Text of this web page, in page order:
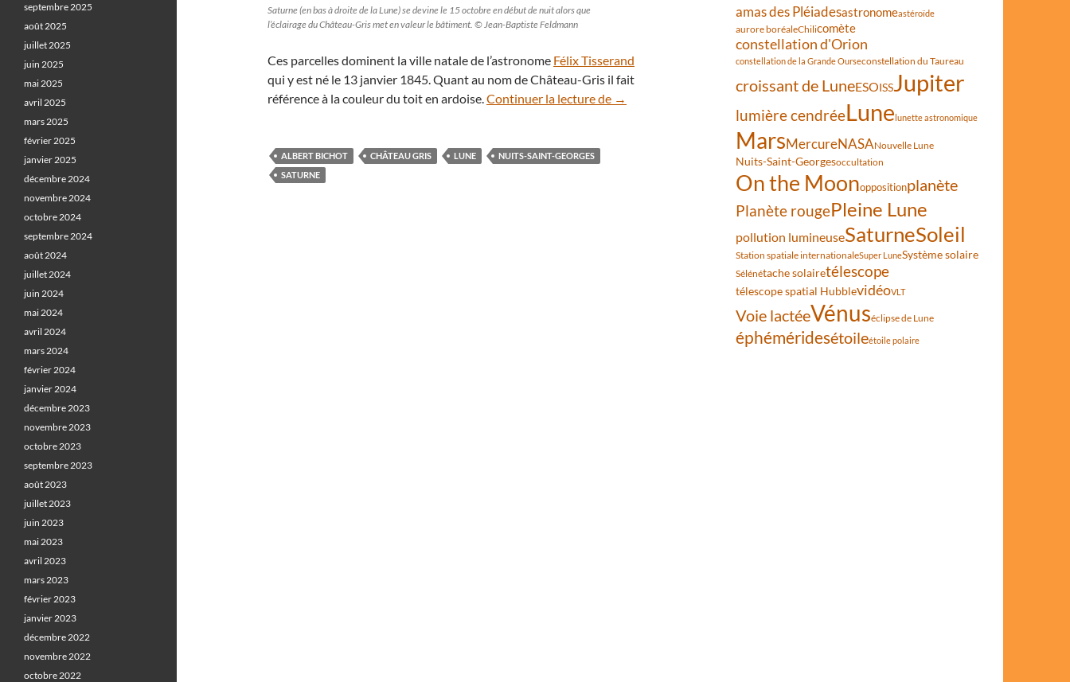
Saturne (en bas à droite de la Lune) se devine le 15 octobre en début de nuit alors que
l’éclairage du Château-Gris met en valeur le bâtiment. © Jean-Baptiste Feldmann
Ces parcelles dominent la ville natale de l’astronome Félix Tisserand
qui y est né le 13 janvier 1845. Quant au nom de Château-Gris il fait
référence à la couleur du toit en ardoise.Continuer la lecture de Saturne et la Lune au-dessus du Château-Gris
→
ALBERT BICHOT CHÂTEAU GRIS LUNE
NUITS-SAINT-GEORGES
SATURNE
amas des Pléiadesastronomeastéroïde
aurore boréaleChilicomète
constellation d'Orion
constellation de la Grande Ourseconstellation du Taureau
croissant de LuneESOISSJupiter
lumière cendréeLunelunette astronomique
MarsMercureNASANouvelle Lune
Nuits-Saint-Georgesoccultation
On the Moonoppositionplanète
Planète rougePleine Lune
pollution lumineuseSaturneSoleil
Station spatiale internationaleSuper LuneSystème solaire
Sélénétache solairetélescope
télescope spatial HubblevidéoVLT
Voie lactéeVénuséclipse de Lune
éphéméridesétoileétoile polaire
septembre 2025
août 2025
juillet 2025
juin 2025
mai 2025
avril 2025
mars 2025
février 2025
janvier 2025
décembre 2024
novembre 2024
octobre 2024
septembre 2024
août 2024
juillet 2024
juin 2024
mai 2024
avril 2024
mars 2024
février 2024
janvier 2024
décembre 2023
novembre 2023
octobre 2023
septembre 2023
août 2023
juillet 2023
juin 2023
mai 2023
avril 2023
mars 2023
février 2023
janvier 2023
décembre 2022
novembre 2022
octobre 2022